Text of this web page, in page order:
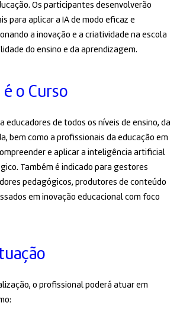
Os participantes desenvolverão
para aplicar a IA de modo eficaz e
a inovação e a criatividade na escola
do ensino e da aprendizagem.
é o Curso
educadores de todos os níveis de ensino, da
bem como a profissionais da educação em
e aplicar a inteligência artificial
Também é indicado para gestores
pedagógicos, produtores de conteúdo
em inovação educacional com foco
o profissional poderá atuar em